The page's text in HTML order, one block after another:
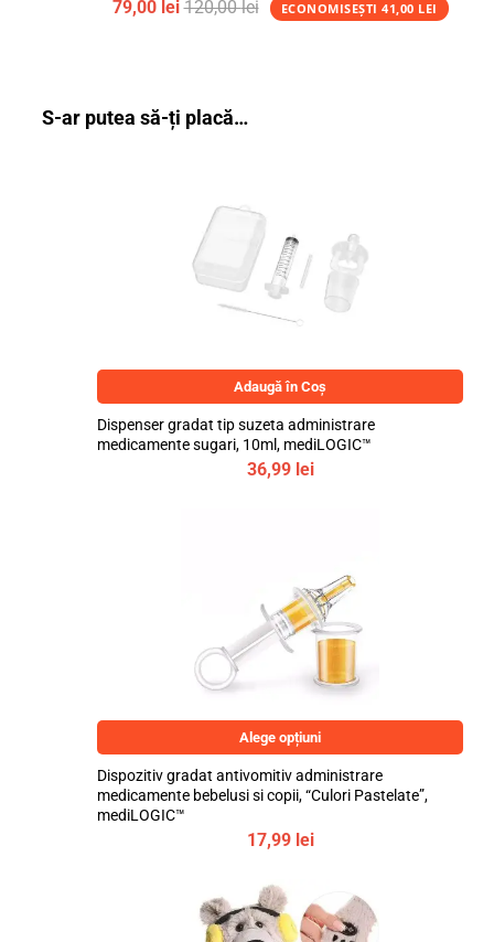
79,00 lei 120,00lei ECONOMISEȘTI 41,00 LEI
S-ar putea să-ți placă…
Adaugă în Coș
Dispenser gradat tip suzeta administrare
medicamente sugari, 10ml, mediLOGIC™
36,99 lei
Alege opțiuni
Dispozitiv gradat antivomitiv administrare
medicamente bebelusi si copii, “Culori Pastelate”,
mediLOGIC™
17,99 lei